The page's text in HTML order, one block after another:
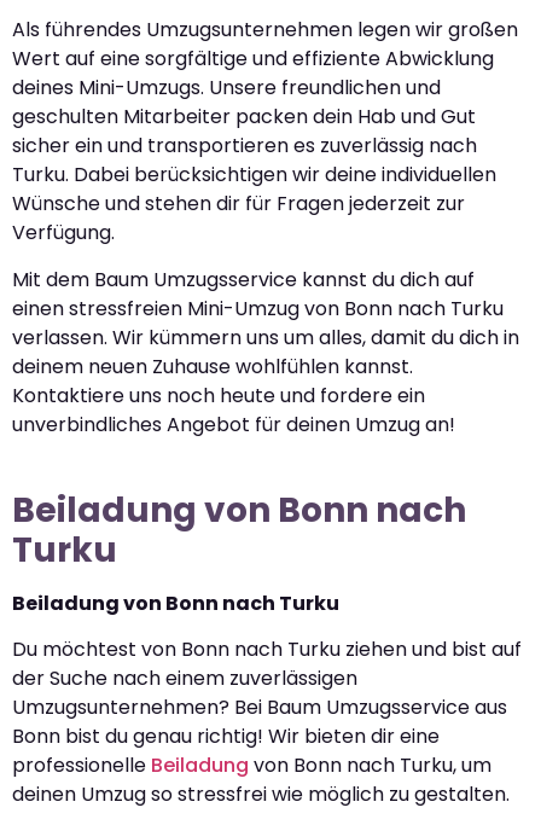
Als führendes Umzugsunternehmen legen wir großen
Wert auf eine sorgfältige und effiziente Abwicklung
deines Mini-Umzugs. Unsere freundlichen und
geschulten Mitarbeiter packen dein Hab und Gut
sicher ein und transportieren es zuverlässig nach
Turku. Dabei berücksichtigen wir deine individuellen
Wünsche und stehen dir für Fragen jederzeit zur
Verfügung.
Mit dem Baum Umzugsservice kannst du dich auf
einen stressfreien Mini-Umzug von Bonn nach Turku
verlassen. Wir kümmern uns um alles, damit du dich in
deinem neuen Zuhause wohlfühlen kannst.
Kontaktiere uns noch heute und fordere ein
unverbindliches Angebot für deinen Umzug an!
Beiladung von Bonn nach
Turku
Beiladung von Bonn nach Turku
Du möchtest von Bonn nach Turku ziehen und bist auf
der Suche nach einem zuverlässigen
Umzugsunternehmen? Bei Baum Umzugsservice aus
Bonn bist du genau richtig! Wir bieten dir eine
professionelle Beiladung von Bonn nach Turku, um
deinen Umzug so stressfrei wie möglich zu gestalten.